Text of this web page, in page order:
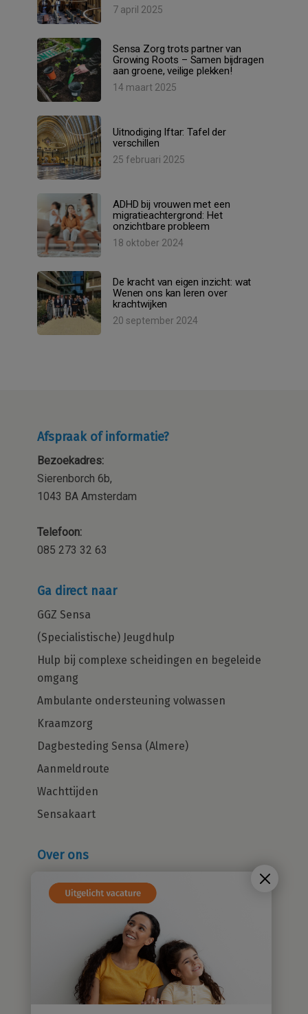
7 april 2025
Sensa Zorg trots partner van
Growing Roots – Samen bijdragen
aan groene, veilige plekken!
14 maart 2025
Uitnodiging Iftar: Tafel der
verschillen
25 februari 2025
ADHD bij vrouwen met een
migratieachtergrond: Het
onzichtbare probleem
18 oktober 2024
De kracht van eigen inzicht: wat
Wenen ons kan leren over
krachtwijken
20 september 2024
Afspraak of informatie?
Bezoekadres:
Sierenborch 6b,
1043 BA Amsterdam
Telefoon:
085 273 32 63
Ga direct naar
GGZ Sensa
(Specialistische) Jeugdhulp
Hulp bij complexe scheidingen en begeleide
omgang
Ambulante ondersteuning volwassen
Kraamzorg
Dagbesteding Sensa (Almere)
Aanmeldroute
Wachttijden
Sensakaart
Over ons
Cliëntenraad
Sensatieve methodiek
Groene zorg
Stichting Sensa